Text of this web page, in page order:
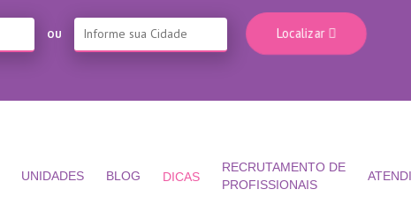
OU Localizar
UNIDADES BLOG DICAS
RECRUTAMENTO DE
PROFISSIONAIS